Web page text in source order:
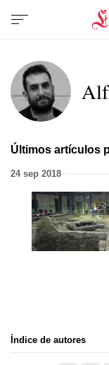
Últimos artículos
24 sep 2018
Índice de autores